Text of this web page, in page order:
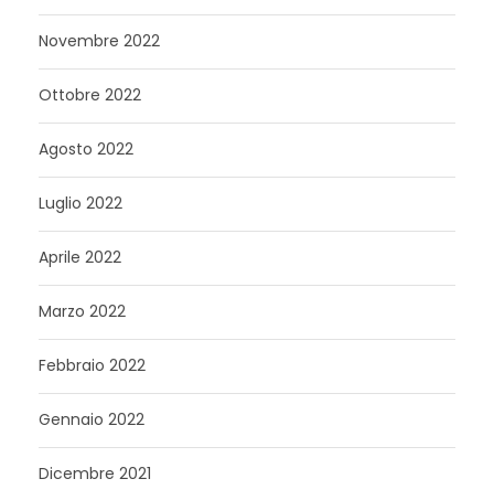
Novembre 2022
Ottobre 2022
Agosto 2022
Luglio 2022
Aprile 2022
Marzo 2022
Febbraio 2022
Gennaio 2022
Dicembre 2021